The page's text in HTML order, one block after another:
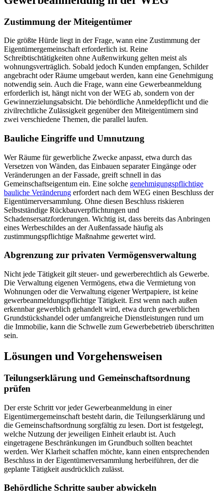
Zustimmung der Miteigentümer
Die größte Hürde liegt in der Frage, wann eine Zustimmung der
Eigentümergemeinschaft erforderlich ist. Reine
Schreibtischtätigkeiten ohne Außenwirkung gelten meist als
wohnungsverträglich. Sobald jedoch Kunden empfangen, Schilder
angebracht oder Räume umgebaut werden, kann eine Genehmigung
notwendig sein. Auch die Frage, wann eine Gewerbeanmeldung
erforderlich ist, hängt nicht von der WEG ab, sondern von der
Gewinnerzielungsabsicht. Die behördliche Anmeldepflicht und die
zivilrechtliche Zulässigkeit gegenüber den Miteigentümern sind
zwei verschiedene Themen, die parallel laufen.
Bauliche Eingriffe und Umnutzung
Wer Räume für gewerbliche Zwecke anpasst, etwa durch das
Versetzen von Wänden, das Einbauen separater Eingänge oder
Veränderungen an der Fassade, greift schnell in das
Gemeinschaftseigentum ein. Eine solche genehmigungspflichtige
bauliche Veränderung erfordert nach dem WEG einen Beschluss der
Eigentümerversammlung. Ohne diesen Beschluss riskieren
Selbstständige Rückbauverpflichtungen und
Schadensersatzforderungen. Wichtig ist, dass bereits das Anbringen
eines Werbeschildes an der Außenfassade häufig als
zustimmungspflichtige Maßnahme gewertet wird.
Abgrenzung zur privaten Vermögensverwaltung
Nicht jede Tätigkeit gilt steuer- und gewerberechtlich als Gewerbe.
Die Verwaltung eigenen Vermögens, etwa die Vermietung von
Wohnungen oder die Verwaltung eigener Wertpapiere, ist keine
gewerbeanmeldungspflichtige Tätigkeit. Erst wenn nach außen
erkennbar gewerblich gehandelt wird, etwa durch gewerblichen
Grundstückshandel oder umfangreiche Dienstleistungen rund um
die Immobilie, kann die Schwelle zum Gewerbebetrieb überschritten
sein.
Lösungen und Vorgehensweisen
Teilungserklärung und Gemeinschaftsordnung
prüfen
Der erste Schritt vor jeder Gewerbeanmeldung in einer
Eigentümergemeinschaft besteht darin, die Teilungserklärung und
die Gemeinschaftsordnung sorgfältig zu lesen. Dort ist festgelegt,
welche Nutzung der jeweiligen Einheit erlaubt ist. Auch
eingetragene Beschränkungen im Grundbuch sollten beachtet
werden. Wer Klarheit schaffen möchte, kann einen entsprechenden
Beschluss in der Eigentümerversammlung herbeiführen, der die
geplante Tätigkeit ausdrücklich zulässt.
Behördliche Schritte sauber abwickeln